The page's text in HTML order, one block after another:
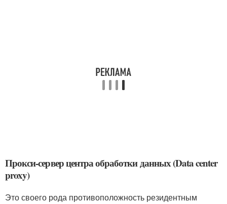
Прокси-сервер центра обработки данных (Data center
proxy)
Это своего рода противоположность резидентным